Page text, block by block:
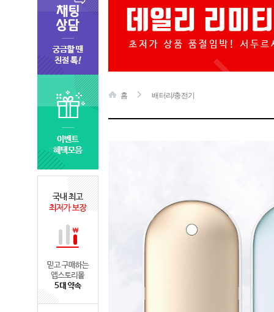
홈 배터리/충전기